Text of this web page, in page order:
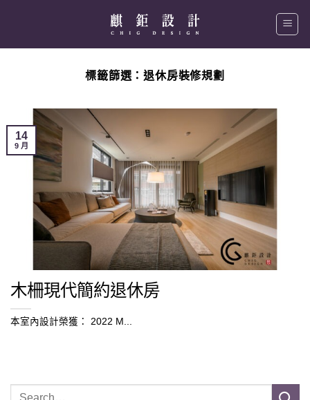
標籤篩選：退休房裝修規劃
木柵現代簡約退休房
本室內設計榮獲： 2022 M...
14
9 月